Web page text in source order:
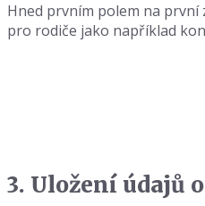
Hned prvním polem na první
pro rodiče jako například
3. Uložení údajů